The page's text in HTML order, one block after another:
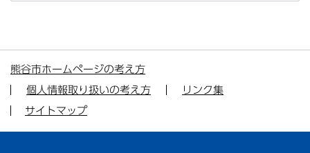
熊谷市ホームページの考え方
個人情報取り扱いの考え方
リンク集
サイトマップ